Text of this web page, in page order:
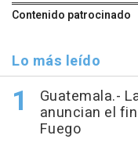
Contenido patrocinado
Lo más leído
Guatemala.-
anuncian el
Fuego